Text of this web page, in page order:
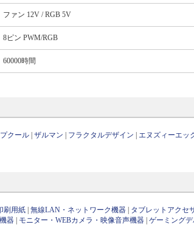
ファン 12V / RGB 5V
8ピン PWM/RGB
60000時間
クール |ザルマン | フラクタルデザイン | エヌズィーエッ
刷用紙 |無線LAN・ネットワーク機器 | タブレットアクセ
器 | モニター・WEBカメラ・映像音声機器 |ゲーミングデ